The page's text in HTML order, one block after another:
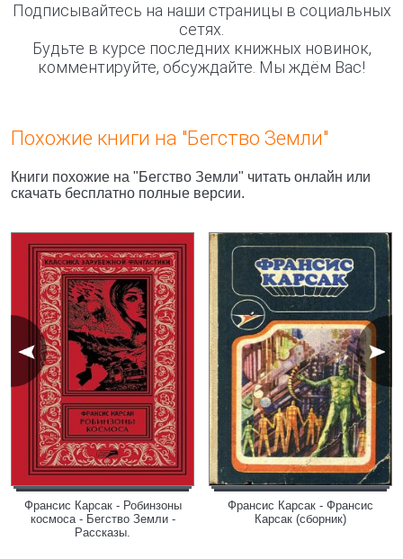
Подписывайтесь на наши страницы в социальных
сетях.
Будьте в курсе последних книжных новинок,
комментируйте, обсуждайте. Мы ждём Вас!
Похожие книги на "Бегство Земли"
Книги похожие на "Бегство Земли" читать онлайн или
скачать бесплатно полные версии.
Франсис Карсак - Робинзоны
космоса - Бегство Земли -
Рассказы.
Франсис Карсак - Франсис
Карсак (сборник)